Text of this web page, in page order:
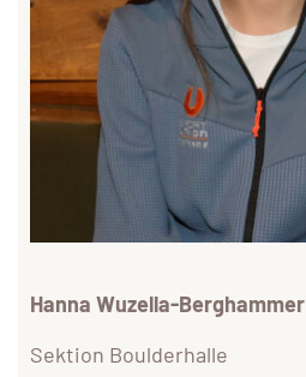
Hanna Wuzella-Berghammer
Sektion Boulderhalle